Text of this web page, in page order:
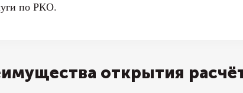
по РКО.
открытия